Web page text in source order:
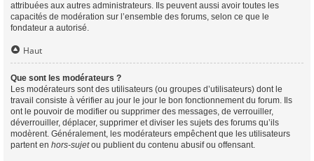
attribuées aux autres administrateurs. Ils peuvent aussi avoir toutes les
capacités de modération sur l’ensemble des forums, selon ce que le
fondateur a autorisé.
Haut
Que sont les modérateurs ?
Les modérateurs sont des utilisateurs (ou groupes d’utilisateurs) dont le
travail consiste à vérifier au jour le jour le bon fonctionnement du forum. Ils
ont le pouvoir de modifier ou supprimer des messages, de verrouiller,
déverrouiller, déplacer, supprimer et diviser les sujets des forums qu’ils
modèrent. Généralement, les modérateurs empêchent que les utilisateurs
partent en hors-sujetou publient du contenu abusif ou offensant.